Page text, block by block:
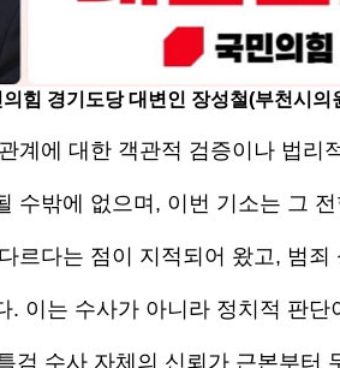
기도당 대변인 장성철(부천시의
계에 대한 객관적 검증이나 법리
수밖에 없으며, 이번 기소는 그
르다는 점이 지적되어 왔고, 범
이는 수사가 아니라 정치적 판
검 수사 자체의 신뢰가 근본부터